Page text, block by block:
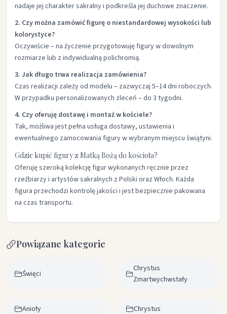
nadaje jej charakter sakralny i podkreśla jej duchowe znaczenie.
2. Czy można zamówić figurę o niestandardowej wysokości lub
kolorystyce?
Oczywiście – na życzenie przygotowuję figury w dowolnym
rozmiarze lub z indywidualną polichromią.
3. Jak długo trwa realizacja zamówienia?
Czas realizacji zależy od modelu – zazwyczaj 5–14 dni roboczych.
W przypadku personalizowanych zleceń – do 3 tygodni.
4. Czy oferuję dostawę i montaż w kościele?
Tak, możliwa jest pełna usługa dostawy, ustawienia i
ewentualnego zamocowania figury w wybranym miejscu świątyni.
Gdzie kupić figury z Matką Bożą do kościoła?
Oferuję szeroką kolekcję figur wykonanych ręcznie przez
rzeźbiarzy i artystów sakralnych z Polski oraz Włoch. Każda
figura przechodzi kontrolę jakości i jest bezpiecznie pakowana
na czas transportu.
Powiązane kategorie
Święci
Chrystus
Zmartwychwstały
Anioły Chrystus